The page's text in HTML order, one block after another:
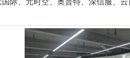
际、元时空、奥普特、深信服、